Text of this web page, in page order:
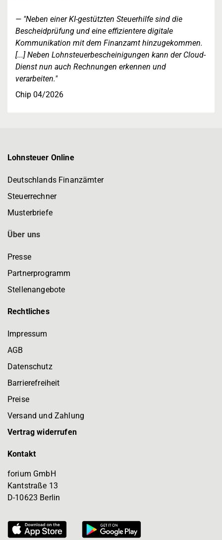
"Neben einer KI-gestützten Steuerhilfe sind die
Bescheidprüfung und eine effizientere digitale
Kommunikation mit dem Finanzamt hinzugekommen.
[...] Neben Lohnsteuerbescheinigungen kann der Cloud-
Dienst nun auch Rechnungen erkennen und
verarbeiten."
Chip 04/2026
Lohnsteuer Online
Deutschlands Finanzämter
Steuerrechner
Musterbriefe
Über uns
Presse
Partnerprogramm
Stellenangebote
Rechtliches
Impressum
AGB
Datenschutz
Barrierefreiheit
Preise
Versand und Zahlung
Vertrag widerrufen
Kontakt
forium GmbH
Kantstraße 13
D-10623 Berlin